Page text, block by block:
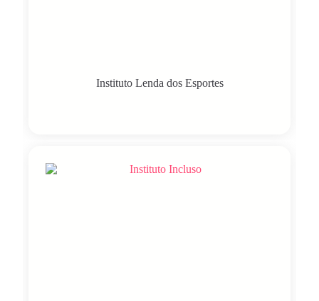
Instituto Lenda dos Esportes